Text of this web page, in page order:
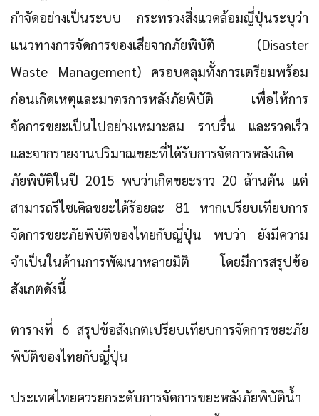
กำจัดอย่างเป็นระบบ กระทรวงสิ่งแวดล้อมญี่ปุ่นระบุว่า
แนวทางการจัดการของเสียจากภัยพิบัติ (Disaster
Waste Management) ครอบคลุมทั้งการเตรียมพร้อม
ก่อนเกิดเหตุและมาตรการหลังภัยพิบัติ เพื่อให้การ
จัดการขยะเป็นไปอย่างเหมาะสม ราบรื่น และรวดเร็ว
และจากรายงานปริมาณขยะที่ได้รับการจัดการหลังเกิด
ภัยพิบัติในปี 2015 พบว่าเกิดขยะราว 20 ล้านตัน แต่
สามารถรีไซเคิลขยะได้ร้อยละ 81 หากเปรียบเทียบการ
จัดการขยะภัยพิบัติของไทยกับญี่ปุ่น พบว่า ยังมีความ
จำเป็นในด้านการพัฒนาหลายมิติ โดยมีการสรุปข้อ
สังเกตดังนี้
ตารางที่ 6 สรุปข้อสังเกตเปรียบเทียบการจัดการขยะภัย
พิบัติของไทยกับญี่ปุ่น
ประเทศไทยควรยกระดับการจัดการขยะหลังภัยพิบัติน้ำ